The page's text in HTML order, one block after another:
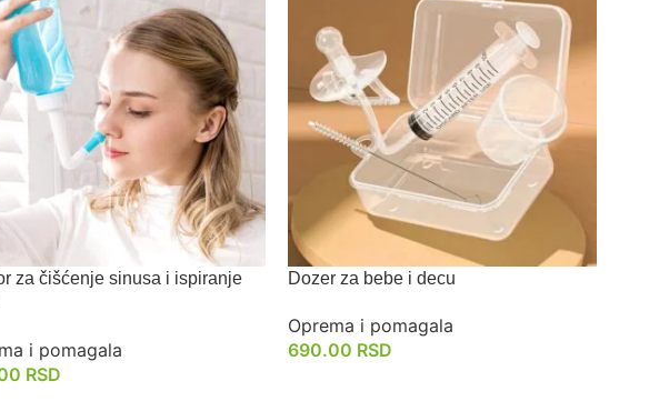
za čišćenje sinusa i ispiranje
i pomagala
RSD
Dozer za bebe i decu
Oprema i pomagala
690.00 RSD